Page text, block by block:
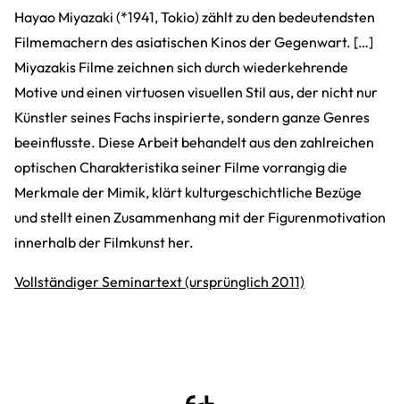
Hayao Miyazaki (*1941, Tokio) zählt zu den bedeutendsten
Filmemachern des asiatischen Kinos der Gegenwart. […]
Miyazakis Filme zeichnen sich durch wiederkehrende
Motive und einen virtuosen visuellen Stil aus, der nicht nur
Künstler seines Fachs inspirierte, sondern ganze Genres
beeinflusste. Diese Arbeit behandelt aus den zahlreichen
optischen Charakteristika seiner Filme vorrangig die
Merkmale der Mimik, klärt kulturgeschichtliche Bezüge
und stellt einen Zusammenhang mit der Figurenmotivation
innerhalb der Filmkunst her.
Vollständiger Seminartext (ursprünglich 2011)